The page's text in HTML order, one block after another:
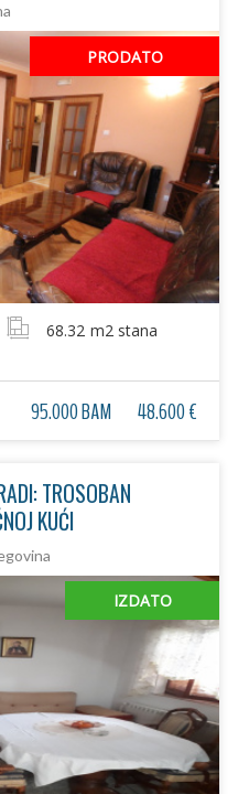
PRODATO
68.32 m2 stana
95.000 BAM 48.600 €
TROSOBAN
KUĆI
IZDATO